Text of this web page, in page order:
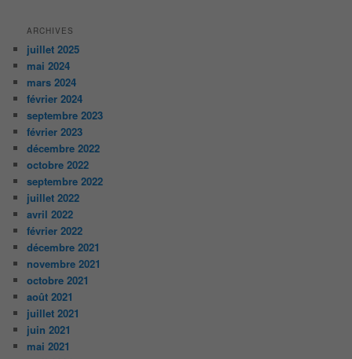
ARCHIVES
juillet 2025
mai 2024
mars 2024
février 2024
septembre 2023
février 2023
décembre 2022
octobre 2022
septembre 2022
juillet 2022
avril 2022
février 2022
décembre 2021
novembre 2021
octobre 2021
août 2021
juillet 2021
juin 2021
mai 2021